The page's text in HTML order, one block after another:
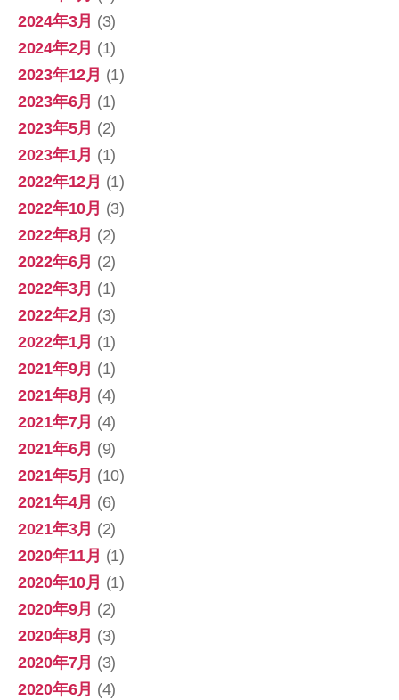
2024年3月 (3)
2024年2月 (1)
2023年12月 (1)
2023年6月 (1)
2023年5月 (2)
2023年1月 (1)
2022年12月 (1)
2022年10月 (3)
2022年8月 (2)
2022年6月 (2)
2022年3月 (1)
2022年2月 (3)
2022年1月 (1)
2021年9月 (1)
2021年8月 (4)
2021年7月 (4)
2021年6月 (9)
2021年5月 (10)
2021年4月 (6)
2021年3月 (2)
2020年11月 (1)
2020年10月 (1)
2020年9月 (2)
2020年8月 (3)
2020年7月 (3)
2020年6月 (4)